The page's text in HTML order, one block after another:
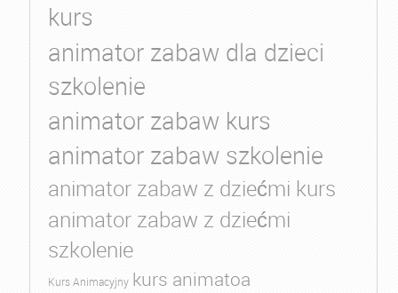
kurs
animator zabaw dla dzieci
szkolenie
animator zabaw kurs
animator zabaw szkolenie
animator zabaw z dziećmi kurs
animator zabaw z dziećmi
szkolenie
Kurs Animacyjny kurs animatoa